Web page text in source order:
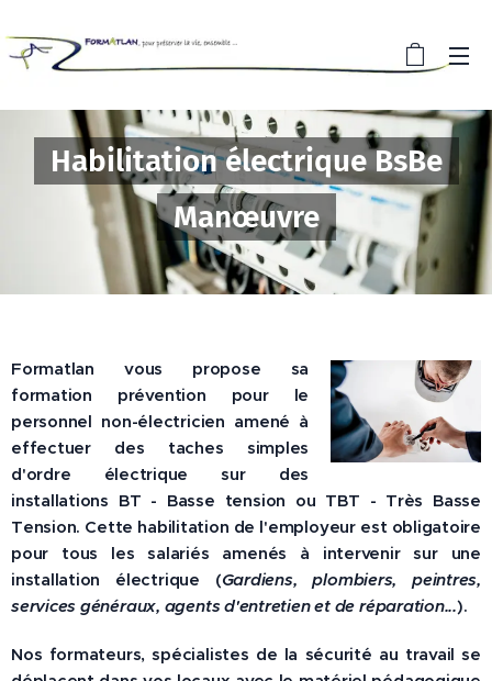
Habilitation électrique BsBe
Manœuvre
Formatlan vous propose sa
formation prévention pour le
personnel non-électricien amené à
effectuer des taches simples
d'ordre électrique sur des
installations BT - Basse tension ou TBT - Très Basse
Tension. Cette habilitation de l'employeur est obligatoire
pour tous les salariés amenés à intervenir sur une
installation électrique (Gardiens, plombiers, peintres,
services généraux, agents d'entretien et de réparation...).
Nos formateurs, spécialistes de la sécurité au travail se